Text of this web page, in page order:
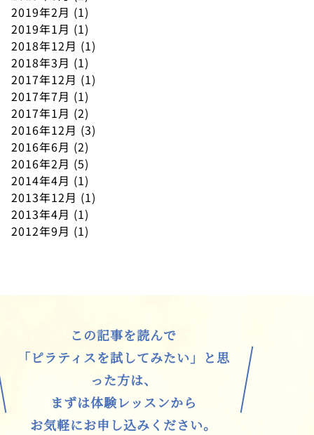
2019年2月 (1)
2019年1月 (1)
2018年12月 (1)
2018年3月 (1)
2017年12月 (1)
2017年7月 (1)
2017年1月 (2)
2016年12月 (3)
2016年6月 (2)
2016年2月 (5)
2014年4月 (1)
2013年12月 (1)
2013年4月 (1)
2012年9月 (1)
この記事を読んで
「ピラティスを試してみたい」と思
った方は、
まずは体験レッスンから
お気軽にお申し込みください。